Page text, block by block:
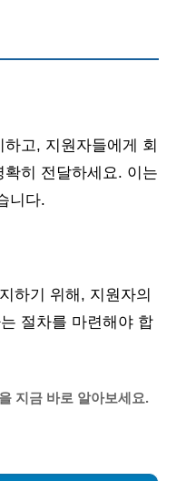
고, 지원자들에게 회
히 전달하세요. 이는
니다.
하기 위해, 지원자의
절차를 마련해야 합
지금 바로 알아보세요.